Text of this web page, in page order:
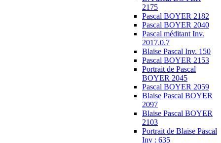
2175
Pascal BOYER 2182
Pascal BOYER 2040
Pascal méditant Inv.
2017.0.7
Blaise Pascal Inv. 150
Pascal BOYER 2153
Portrait de Pascal
BOYER 2045
Pascal BOYER 2059
Blaise Pascal BOYER
2097
Blaise Pascal BOYER
2103
Portrait de Blaise Pascal
Inv : 635